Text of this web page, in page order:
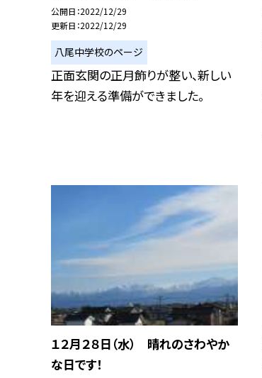
公開日 2022/12/29
更新日 2022/12/29
八尾中学校のページ
正面玄関の正月飾りが整い、新しい
年を迎える準備ができました。
１２月２８日（水） 晴れのさわやか
な日です！